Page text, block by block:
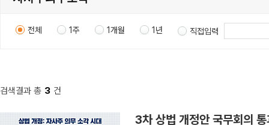
전체 1주 1개월 1년 직접입력
검색결과 총 3 건
3차 상법 개정안 국무회의